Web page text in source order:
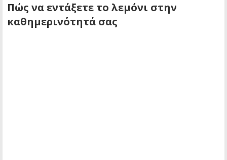
Πώς να εντάξετε το λεμόνι στην
καθημερινότητά σας